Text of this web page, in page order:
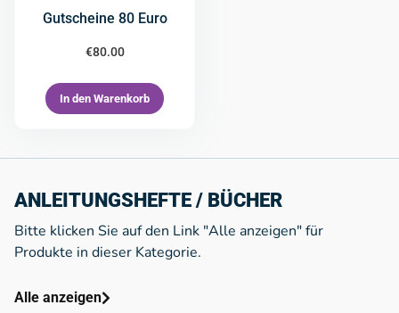
Gutscheine 80 Euro
€80.00
In den Warenkorb
ANLEITUNGSHEFTE / BÜCHER
Bitte klicken Sie auf den Link "Alle anzeigen" für
Produkte in dieser Kategorie.
Alle anzeigen